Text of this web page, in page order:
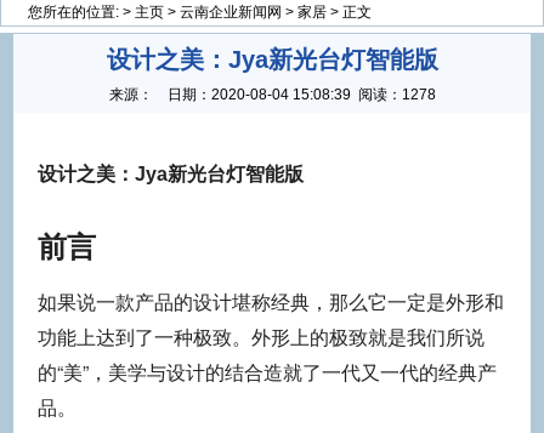
您所在的位置: > 主页 > 云南企业新闻网 > 家居 > 正文
设计之美：Jya新光台灯智能版
来源： 日期： 2020-08-04 15:08:39 阅读：1278
设计之美：Jya新光台灯智能版
前言
如果说一款产品的设计堪称经典，那么它一定是外形和
功能上达到了一种极致。外形上的极致就是我们所说
的“美”，美学与设计的结合造就了一代又一代的经典产
品。